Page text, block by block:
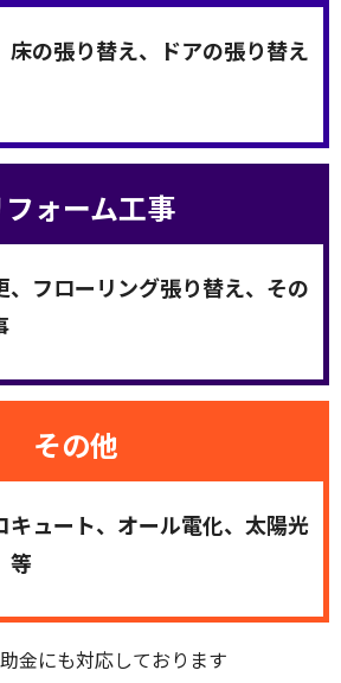
床の張り替え、ドアの張り替え
フォーム工事
、フローリング張り替え、その
その他
キュート、オール電化、太陽光
等
金にも対応しております